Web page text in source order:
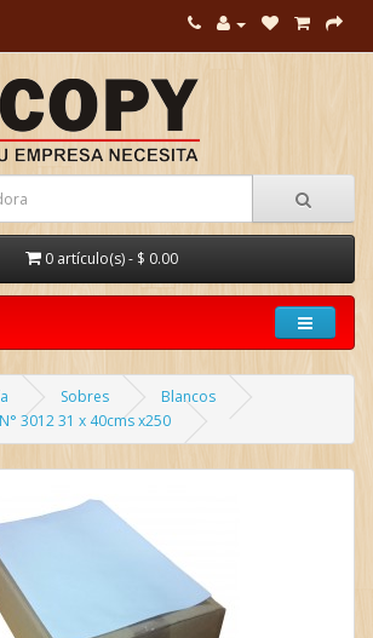
0 artículo(s) - $ 0.00
Sobres
Blancos
3012 31 x 40cms x250